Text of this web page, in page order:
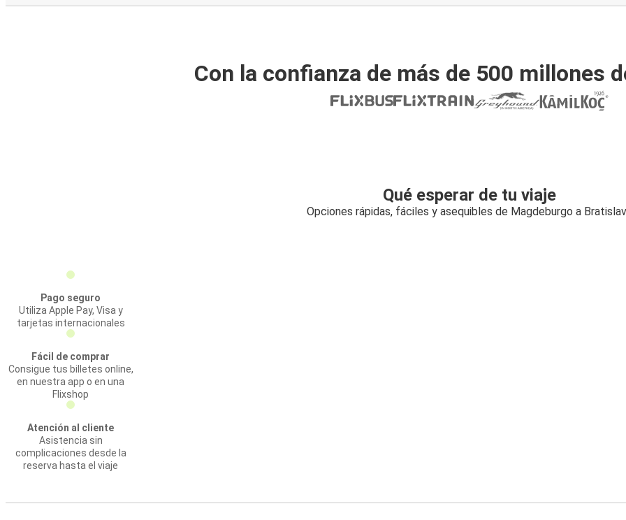
Con la confianza de más de 500 millones
Qué esperar de tu viaje
Opciones rápidas, fáciles y asequibles de Magdeburgo a
Pago seguro
Utiliza Apple Pay, Visa y
tarjetas internacionales
Fácil de comprar
Consigue tus billetes online,
en nuestra app o en una
Flixshop
Atención al cliente
Asistencia sin
complicaciones desde la
reserva hasta el viaje